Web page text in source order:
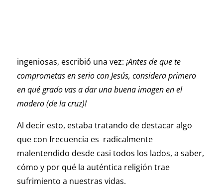
ingeniosas, escribió una vez: ¡Antes de que te
comprometas en serio con Jesús, considera primero
en qué grado vas a dar una buena imagen en el
madero (de la cruz)!
Al decir esto, estaba tratando de destacar algo
que con frecuencia es radicalmente
malentendido desde casi todos los lados, a saber,
cómo y por qué la auténtica religión trae
sufrimiento a nuestras vidas.